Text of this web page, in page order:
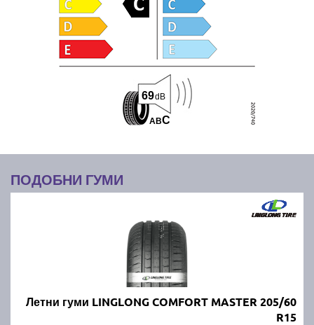
ABC
69dB
ПОДОБНИ ГУМИ
Летни гуми LINGLONG COMFORT MASTER 205/60
R15